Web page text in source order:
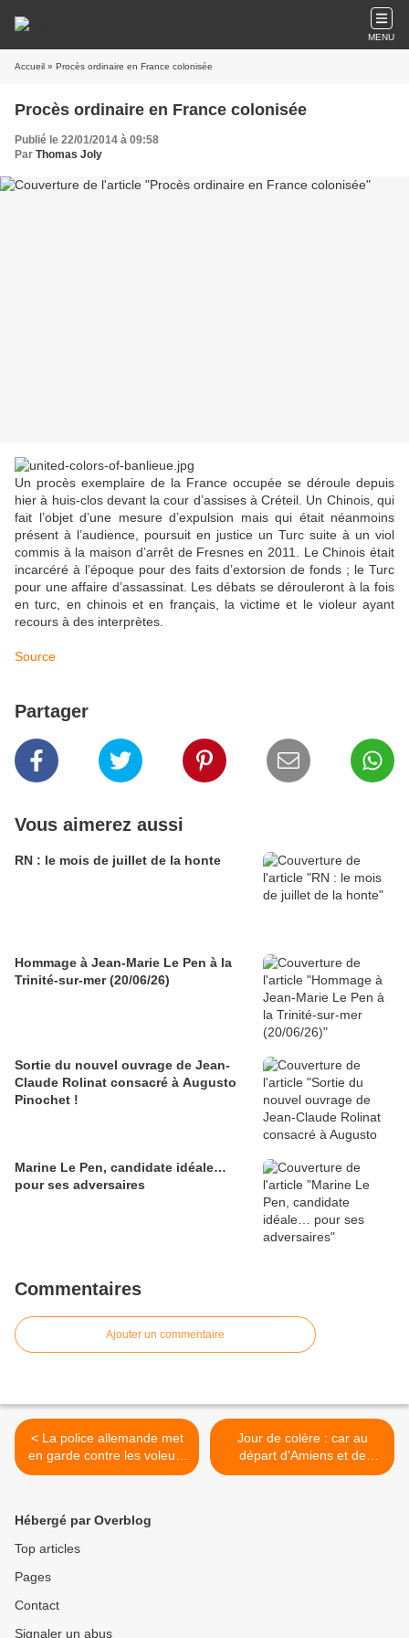
MENU
Accueil » Procès ordinaire en France colonisée
Procès ordinaire en France colonisée
Publié le 22/01/2014 à 09:58
Par Thomas Joly
Un procès exemplaire de la France occupée se déroule depuis
hier à huis-clos devant la cour d’assises à Créteil. Un Chinois, qui
fait l’objet d’une mesure d’expulsion mais qui était néanmoins
présent à l’audience, poursuit en justice un Turc suite à un viol
commis à la maison d’arrêt de Fresnes en 2011. Le Chinois était
incarcéré à l’époque pour des faits d’extorsion de fonds ; le Turc
pour une affaire d’assassinat. Les débats se dérouleront à la fois
en turc, en chinois et en français, la victime et le violeur ayant
recours à des interprètes.
Source
Partager
Vous aimerez aussi
RN : le mois de juillet de la honte
Hommage à Jean-Marie Le Pen à la
Trinité-sur-mer (20/06/26)
Sortie du nouvel ouvrage de Jean-
Claude Rolinat consacré à Augusto
Pinochet !
Marine Le Pen, candidate idéale…
pour ses adversaires
Commentaires
Ajouter un commentaire
< La police allemande met
en garde contre les voleurs
en images
Jour de colère : car au
départ d'Amiens et de
Beauvais >
Hébergé par Overblog
Top articles
Pages
Contact
Signaler un abus